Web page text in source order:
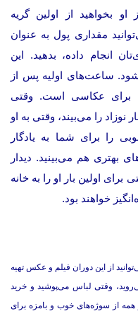
او بخواهید از اولین گریه
مقداری پول به عنوان
انجام داده، بدهید. این
ساعت‌های اولیه پس از
برای عکاسی است. وقتی
را می‌بیند، وقتی به او
را برای شما به یادگار
بهتری هم می‌بینید. دیدار
اولین بار او را به خانه
خواهند بود.
از این دوران فیلم و عکس تهیه
وقتی لباس می‌پوشید و خرید
همه از سوژه‌های خوب و بامزه برای